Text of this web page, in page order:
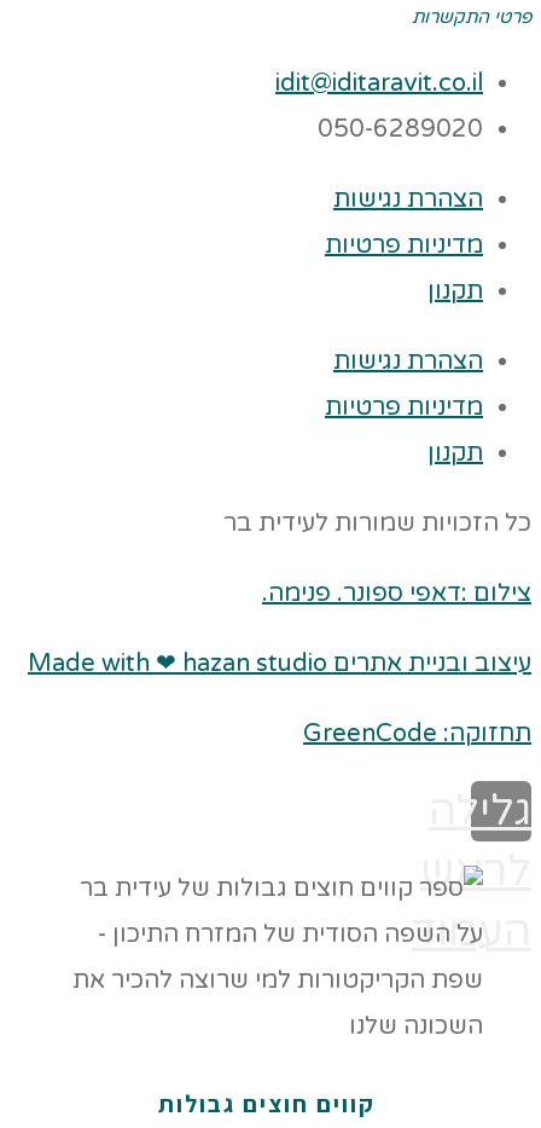
פרטי התקשרות
idit@iditaravit.co.il
050-6289020
הצהרת נגישות
מדיניות פרטיות
תקנון
הצהרת נגישות
מדיניות פרטיות
תקנון
כל הזכויות שמורות לעידית בר
צילום :דאפי ספונר. פנימה.
עיצוב ובניית אתרים Made with ❤ hazan studio
תחזוקה: GreenCode
גלילה
לראש
העמוד
קווים חוצים גבולות